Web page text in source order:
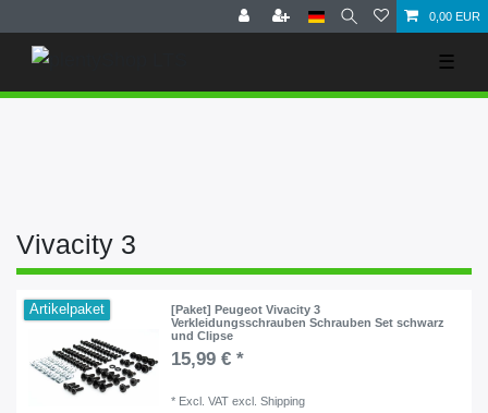
0,00 EUR
☰
Vivacity 3
Artikelpaket
[Paket] Peugeot Vivacity 3
Verkleidungsschrauben Schrauben Set schwarz
und Clipse
15,99 € *
* Excl. VAT excl.Shipping